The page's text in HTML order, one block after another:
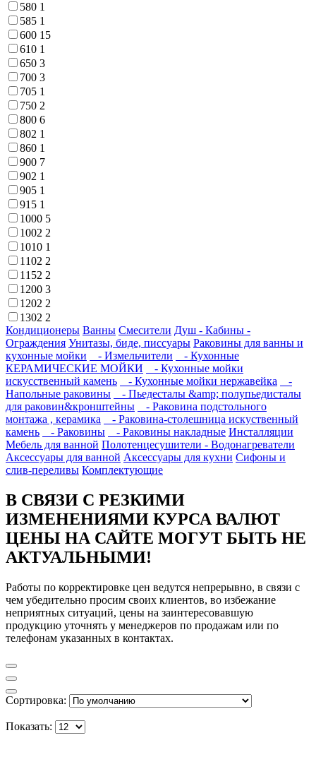
580 1
585 1
600 15
610 1
650 3
700 3
705 1
750 2
800 6
802 1
860 1
900 7
902 1
905 1
915 1
1000 5
1002 2
1010 1
1102 2
1152 2
1200 3
1202 2
1302 2
Кондиционеры Ванны Смесители Душ - Кабины -
Ограждения Унитазы, биде, писсуары Раковины для ванны и
кухонные мойки
- Измельчители
- Кухонные
КЕРАМИЧЕСКИЕ МОЙКИ
- Кухонные мойки
искусственный камень
- Кухонные мойки нержавейка
-
Напольные раковины
- Пьедесталы &amp; полупьедисталы
для раковин&кронштейны
- Раковина подстольного
монтажа , керамика
- Раковина-столешница искуственный
камень
- Раковины - Раковины накладные Инсталляции
Мебель для ванной Полотенцесушители - Водонагреватели
Аксессуары для ванной Аксессуары для кухни Сифоны и
слив-переливы Комплектующие
В СВЯЗИ С РЕЗКИМИ
ИЗМЕНЕНИЯМИ КУРСА ВАЛЮТ
ЦЕНЫ НА САЙТЕ МОГУТ БЫТЬ НЕ
АКТУАЛЬНЫМИ!
Работы по корректировке цен ведутся непрерывно, в связи с
чем убедительно просим своих клиентов, во избежание
неприятных ситуаций, цены на заинтересовавшую
продукцию уточнять у менеджеров по продажам или по
телефонам указанных в контактах.
Сортировка:
Показать: